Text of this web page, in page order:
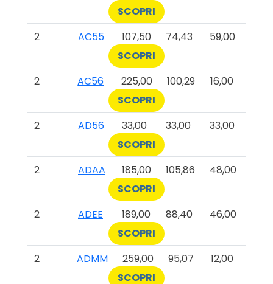
SCOPRI
2
AC55 107,50 74,43
59,00
SCOPRI
2
AC56 225,00 100,29
16,00
SCOPRI
2
AD56 33,00 33,00
33,00
SCOPRI
2
ADAA 185,00 105,86
48,00
SCOPRI
2
ADEE 189,00 88,40
46,00
SCOPRI
2
ADMM 259,00 95,07
12,00
SCOPRI